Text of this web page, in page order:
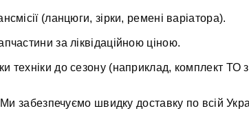
(ланцюги, зірки, ремені варіатора).
за ліквідаційною ціною.
техніки до сезону (наприклад, комплект ТО
забезпечуємо швидку доставку по всій